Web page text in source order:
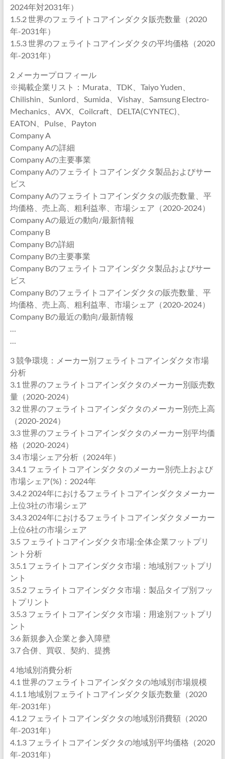
2024年対2031年）
1.5.2 世界のフェライトコアインダクタ販売数量（2020
年-2031年）
1.5.3 世界のフェライトコアインダクタの平均価格（2020
年-2031年）
2 メーカープロフィール
※掲載企業リスト：Murata、TDK、Taiyo Yuden、
Chilishin、Sunlord、Sumida、Vishay、Samsung Electro-
Mechanics、AVX、Coilcraft、DELTA(CYNTEC)、
EATON、Pulse、Payton
Company A
Company Aの詳細
Company Aの主要事業
Company Aのフェライトコアインダクタ製品およびサー
ビス
Company Aのフェライトコアインダクタの販売数量、平
均価格、売上高、粗利益率、市場シェア（2020-2024）
Company Aの最近の動向/最新情報
Company B
Company Bの詳細
Company Bの主要事業
Company Bのフェライトコアインダクタ製品およびサー
ビス
Company Bのフェライトコアインダクタの販売数量、平
均価格、売上高、粗利益率、市場シェア（2020-2024）
Company Bの最近の動向/最新情報
…
…
3 競争環境：メーカー別フェライトコアインダクタ市場
分析
3.1 世界のフェライトコアインダクタのメーカー別販売数
量（2020-2024）
3.2 世界のフェライトコアインダクタのメーカー別売上高
（2020-2024）
3.3 世界のフェライトコアインダクタのメーカー別平均価
格（2020-2024）
3.4 市場シェア分析（2024年）
3.4.1 フェライトコアインダクタのメーカー別売上および
市場シェア(%)：2024年
3.4.2 2024年におけるフェライトコアインダクタメーカー
上位3社の市場シェア
3.4.3 2024年におけるフェライトコアインダクタメーカー
上位6社の市場シェア
3.5 フェライトコアインダクタ市場:全体企業フットプリ
ント分析
3.5.1 フェライトコアインダクタ市場：地域別フットプリ
ント
3.5.2 フェライトコアインダクタ市場：製品タイプ別フッ
トプリント
3.5.3 フェライトコアインダクタ市場：用途別フットプリ
ント
3.6 新規参入企業と参入障壁
3.7 合併、買収、契約、提携
4 地域別消費分析
4.1 世界のフェライトコアインダクタの地域別市場規模
4.1.1 地域別フェライトコアインダクタ販売数量（2020
年-2031年）
4.1.2 フェライトコアインダクタの地域別消費額（2020
年-2031年）
4.1.3 フェライトコアインダクタの地域別平均価格（2020
年-2031年）